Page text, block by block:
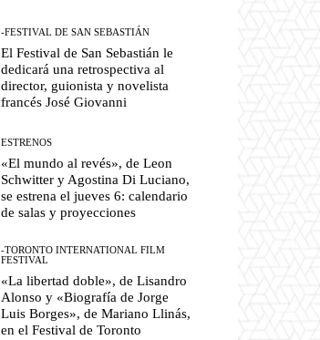
-FESTIVAL DE SAN SEBASTIÁN
El Festival de San Sebastián le
dedicará una retrospectiva al
director, guionista y novelista
francés José Giovanni
ESTRENOS
«El mundo al revés», de Leon
Schwitter y Agostina Di Luciano,
se estrena el jueves 6: calendario
de salas y proyecciones
-TORONTO INTERNATIONAL FILM
FESTIVAL
«La libertad doble», de Lisandro
Alonso y «Biografía de Jorge
Luis Borges», de Mariano Llinás,
en el Festival de Toronto